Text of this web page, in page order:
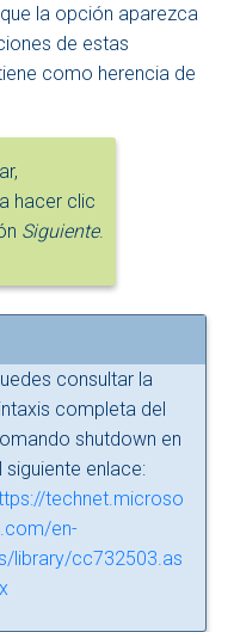
la opción aparezca
de estas
como herencia de
hacer clic
Siguiente.
consultar la
completa del
shutdown en
siguiente enlace:
technet.microso
en-
library/cc732503.as